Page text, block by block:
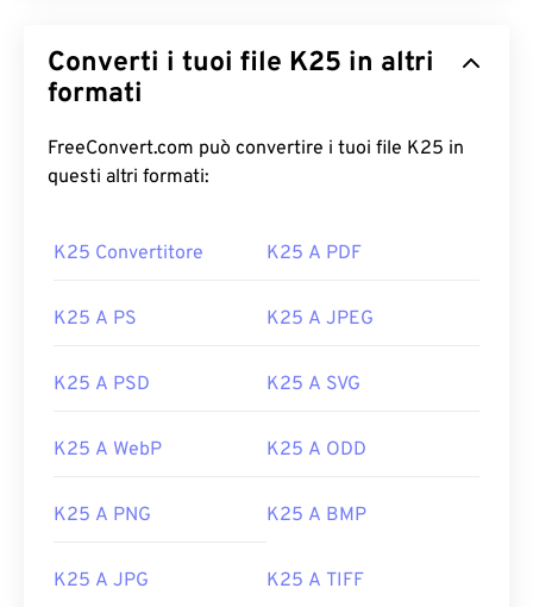
Converti i tuoi file K25 in altri
formati
FreeConvert.com può convertire i tuoi file K25 in
questi altri formati:
K25 Convertitore K25 A PDF
K25 A PS K25 A JPEG
K25 A PSD K25 A SVG
K25 A WebP K25 A ODD
K25 A PNG K25 A BMP
K25 A JPG K25 A TIFF